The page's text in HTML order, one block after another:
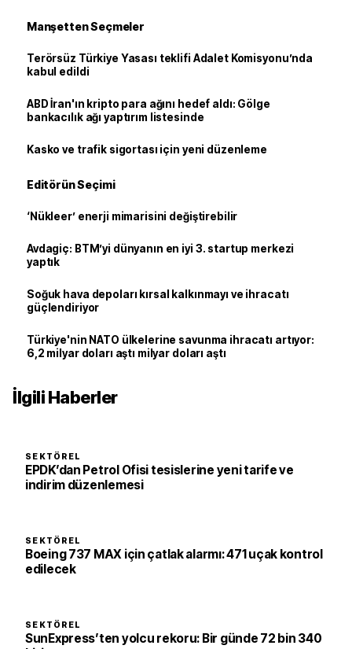
Manşetten Seçmeler
Terörsüz Türkiye Yasası teklifi Adalet Komisyonu’nda
kabul edildi
ABD İran'ın kripto para ağını hedef aldı: Gölge
bankacılık ağı yaptırım listesinde
Kasko ve trafik sigortası için yeni düzenleme
Editörün Seçimi
‘Nükleer’ enerji mimarisini değiştirebilir
Avdagiç: BTM’yi dünyanın en iyi 3. startup merkezi
yaptık
Soğuk hava depoları kırsal kalkınmayı ve ihracatı
güçlendiriyor
Türkiye'nin NATO ülkelerine savunma ihracatı artıyor:
6,2 milyar doları aştı milyar doları aştı
İlgili Haberler
SEKTÖREL
EPDK’dan Petrol Ofisi tesislerine yeni tarife ve
indirim düzenlemesi
SEKTÖREL
Boeing 737 MAX için çatlak alarmı: 471 uçak kontrol
edilecek
SEKTÖREL
SunExpress’ten yolcu rekoru: Bir günde 72 bin 340